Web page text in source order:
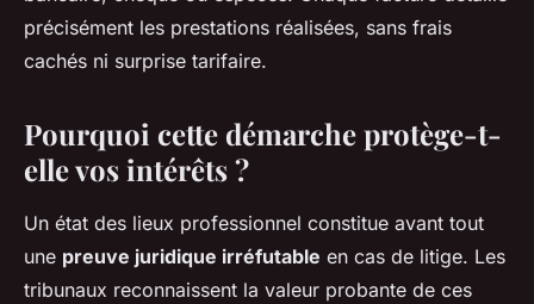
précisément les prestations réalisées, sans frais
cachés ni surprise tarifaire.
Pourquoi cette démarche protège-t-
elle vos intérêts ?
Un état des lieux professionnel constitue avant tout
une preuve juridique irréfutable en cas de litige. Les
tribunaux reconnaissent la valeur probante de ces